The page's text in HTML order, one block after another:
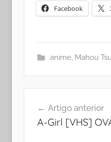
Facebook
anime, Mahou
Artigo anterior
A-Girl [VHS]